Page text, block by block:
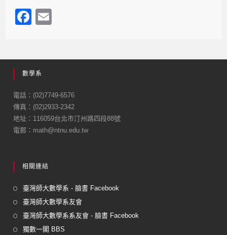
F
e
b
o
o
k
數學系
電話：(02)7749-6576
傳真：(02)2933-2342
地址：116059台北市汀州路四段88號
電郵：math@ntnu.edu.tw
相關連結
臺灣師大數學系 - 臉書 Facebook
臺灣師大數學系友會
臺灣師大數學系系友會 - 臉書 Facebook
獨數一閣 BBS